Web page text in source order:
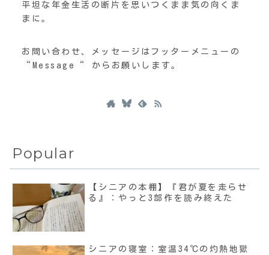
平坦な年金生活の断片を思いつくまま気の向くま
まに。
お問い合わせ、メッセージはフッターメニューの
“Message“ からお願いします。
Popular
【シニアの本棚】『君が夏を走らせ
る』：やっと3部作を読み終えた
シニアの寝室：室温34℃の灼熱地獄